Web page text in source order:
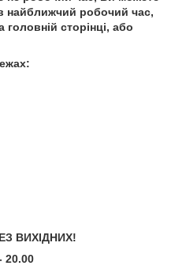
найближчий робочий час,
сторінці, або
ВИХІДНИХ!
20.00